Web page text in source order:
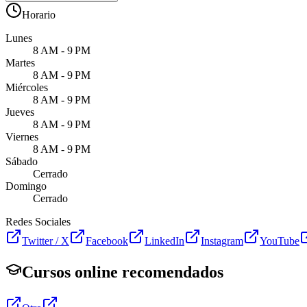
Horario
Lunes
8 AM - 9 PM
Martes
8 AM - 9 PM
Miércoles
8 AM - 9 PM
Jueves
8 AM - 9 PM
Viernes
8 AM - 9 PM
Sábado
Cerrado
Domingo
Cerrado
Redes Sociales
Twitter / X
Facebook LinkedIn Instagram YouTube
Cursos online recomendados